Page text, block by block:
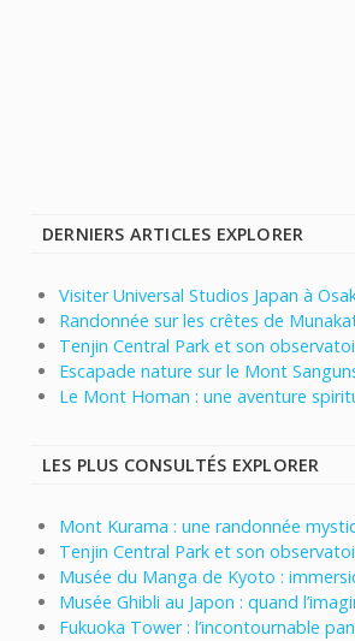
DERNIERS ARTICLES EXPLORER
Visiter Universal Studios Japan à
Randonnée sur les crêtes de
Tenjin Central Park et son
Escapade nature sur le Mont
Le Mont Homan : une aventure
LES PLUS CONSULTÉS EXPLORER
Mont Kurama : une randonnée
Tenjin Central Park et son
Musée du Manga de Kyoto :
Musée Ghibli au Japon : quand
Fukuoka Tower : l’incontournable